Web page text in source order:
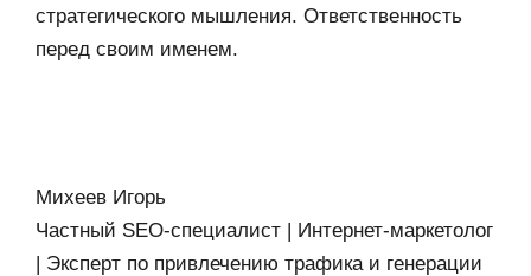
стратегического мышления. Ответственность
перед своим именем.
Михеев Игорь
Частный SEO-специалист | Интернет-маркетолог
| Эксперт по привлечению трафика и генерации